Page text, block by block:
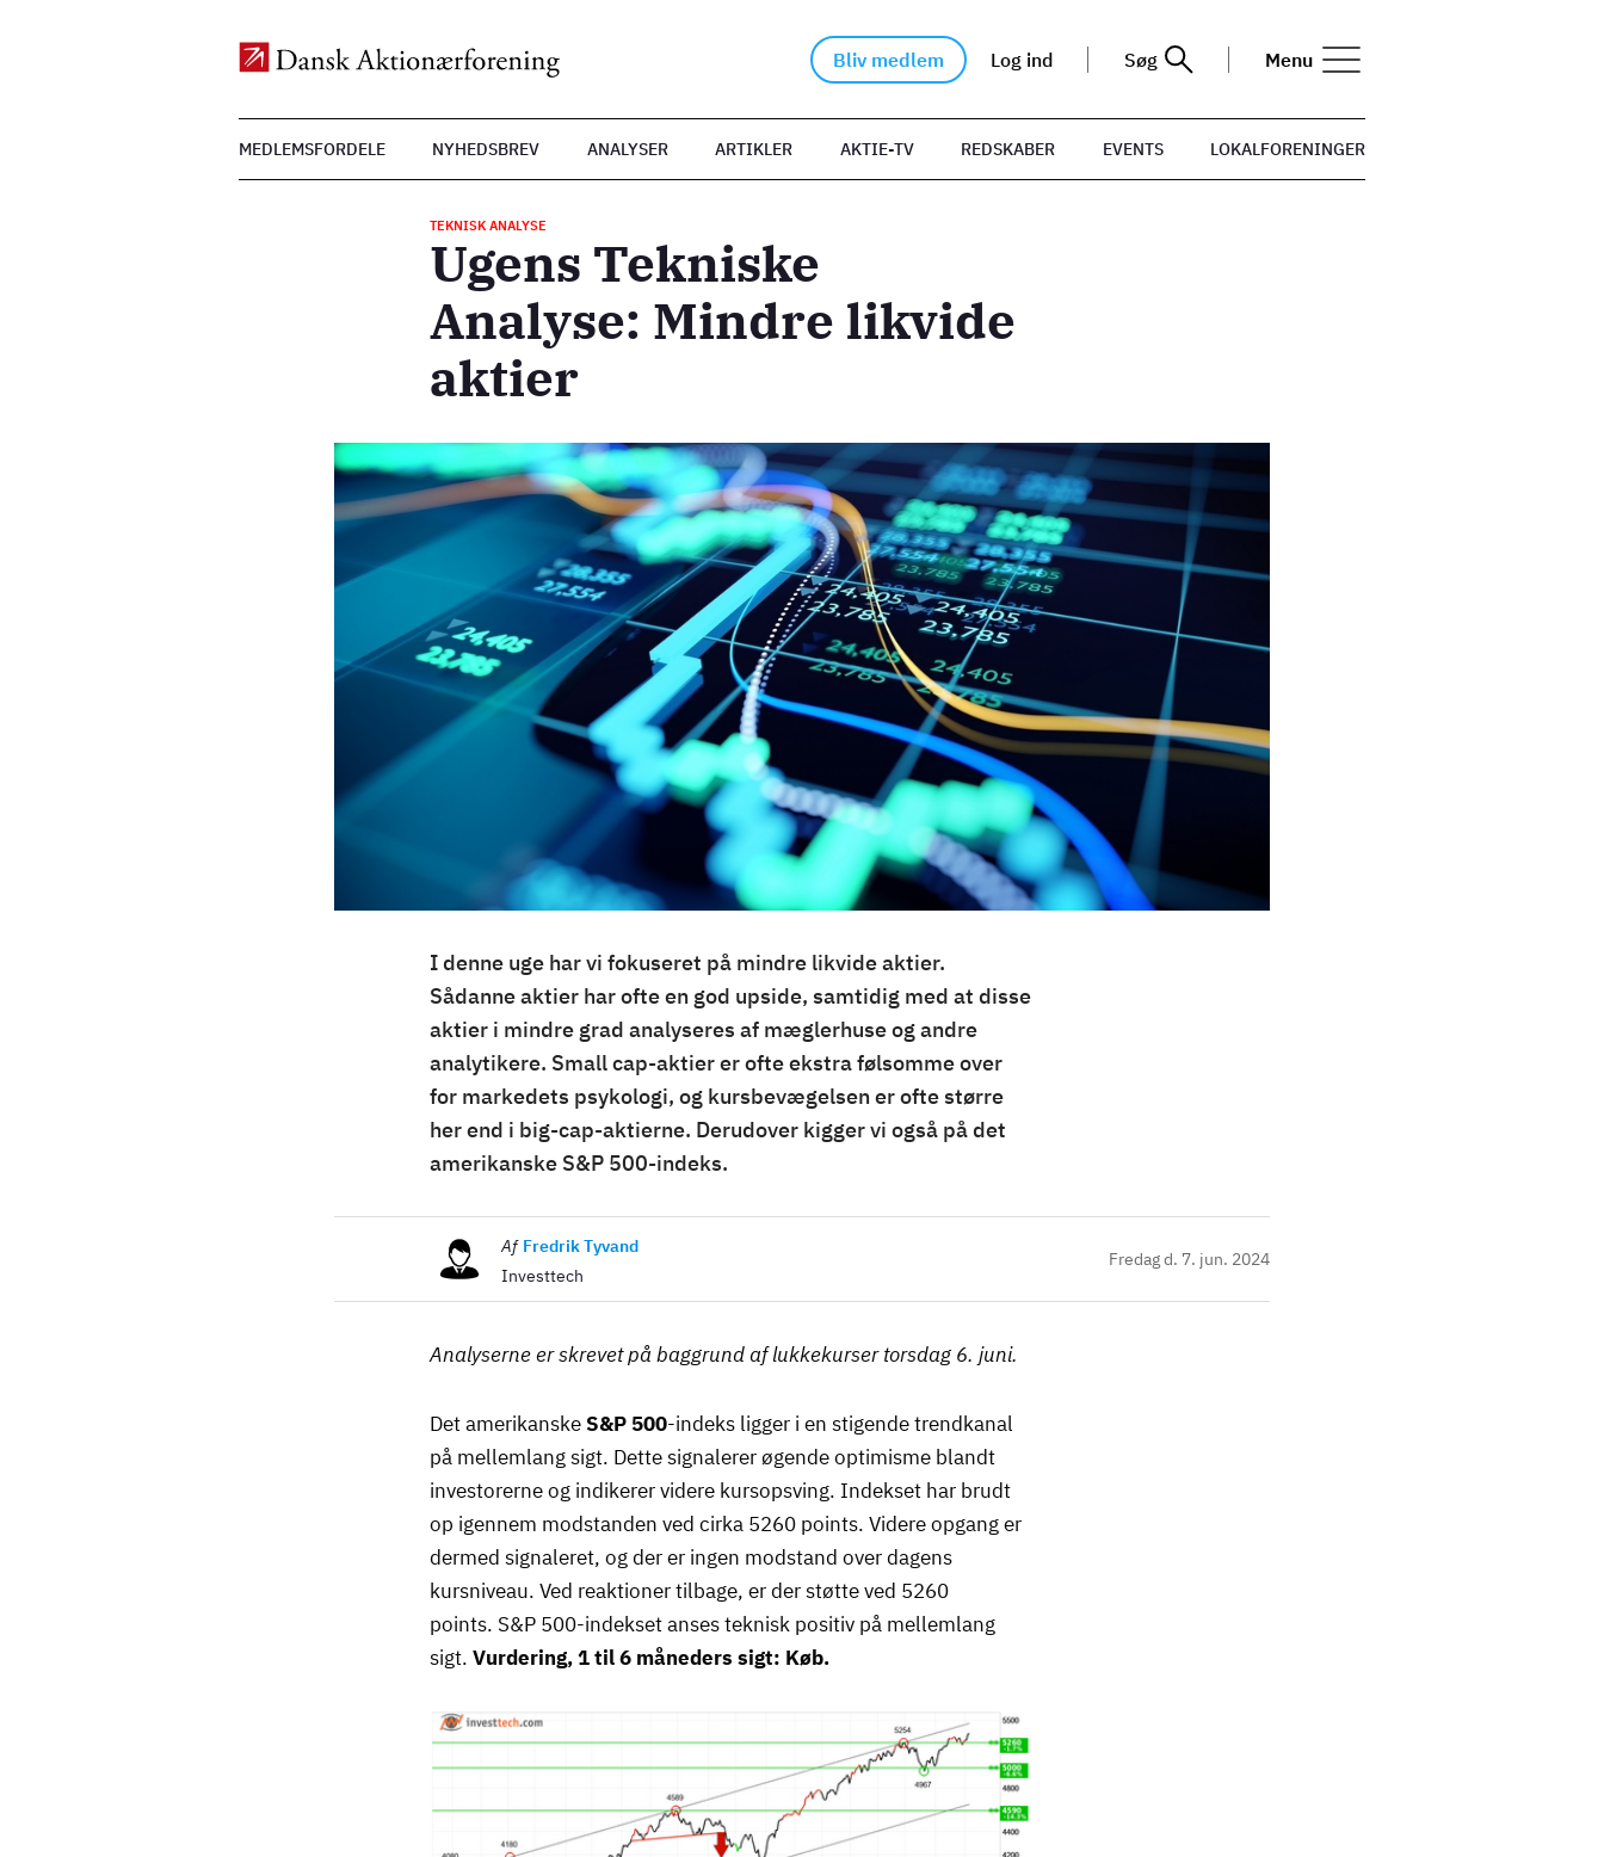
Bliv medlem Log ind Søg Menu
MEDLEMSFORDELE NYHEDSBREV ANALYSER ARTIKLER AKTIE-TV REDSKABER EVENTS LOKALFORENINGER
TEKNISK ANALYSE
Ugens Tekniske
Analyse: Mindre likvide
aktier
Billede
I denne uge har vi fokuseret på mindre likvide aktier.
Sådanne aktier har ofte en god upside, samtidig med at disse
aktier i mindre grad analyseres af mæglerhuse og andre
analytikere. Small cap-aktier er ofte ekstra følsomme over
for markedets psykologi, og kursbevægelsen er ofte større
her end i big-cap-aktierne. Derudover kigger vi også på det
amerikanske S&P 500-indeks.
Billede Af Fredrik Tyvand
Investtech
Fredag d. 7. jun. 2024
Analyserne er skrevet på baggrund af lukkekurser torsdag 6. juni.
Det amerikanskeS&P 500-indeksligger i en stigende trendkanal
på mellemlang sigt. Dette signalerer øgende optimisme blandt
investorerne og indikerer videre kursopsving. Indekset har brudt
op igennem modstanden ved cirka 5260 points. Videre opgang er
dermed signaleret, og der er ingen modstand over dagens
kursniveau. Ved reaktioner tilbage, er der støtte ved 5260
points. S&P 500-indekset anses teknisk positiv på mellemlang
sigt. Vurdering, 1 til 6 måneders sigt: Køb.
Billede